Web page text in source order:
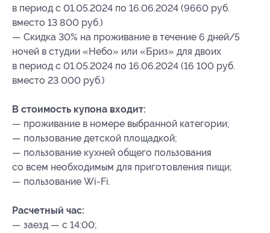
в период с 01.05.2024 по 16.06.2024 (9660 руб.
вместо 13 800 руб.)
— Скидка 30% на проживание в течение 6 дней/5
ночей в студии «Небо» или «Бриз» для двоих
в период с 01.05.2024 по 16.06.2024 (16 100 руб.
вместо 23 000 руб.)
В стоимость купона входит:
— проживание в номере выбранной категории;
— пользование детской площадкой;
— пользование кухней общего пользования
со всем необходимым для приготовления пищи;
— пользование Wi-Fi.
Расчетный час:
— заезд — с 14:00;